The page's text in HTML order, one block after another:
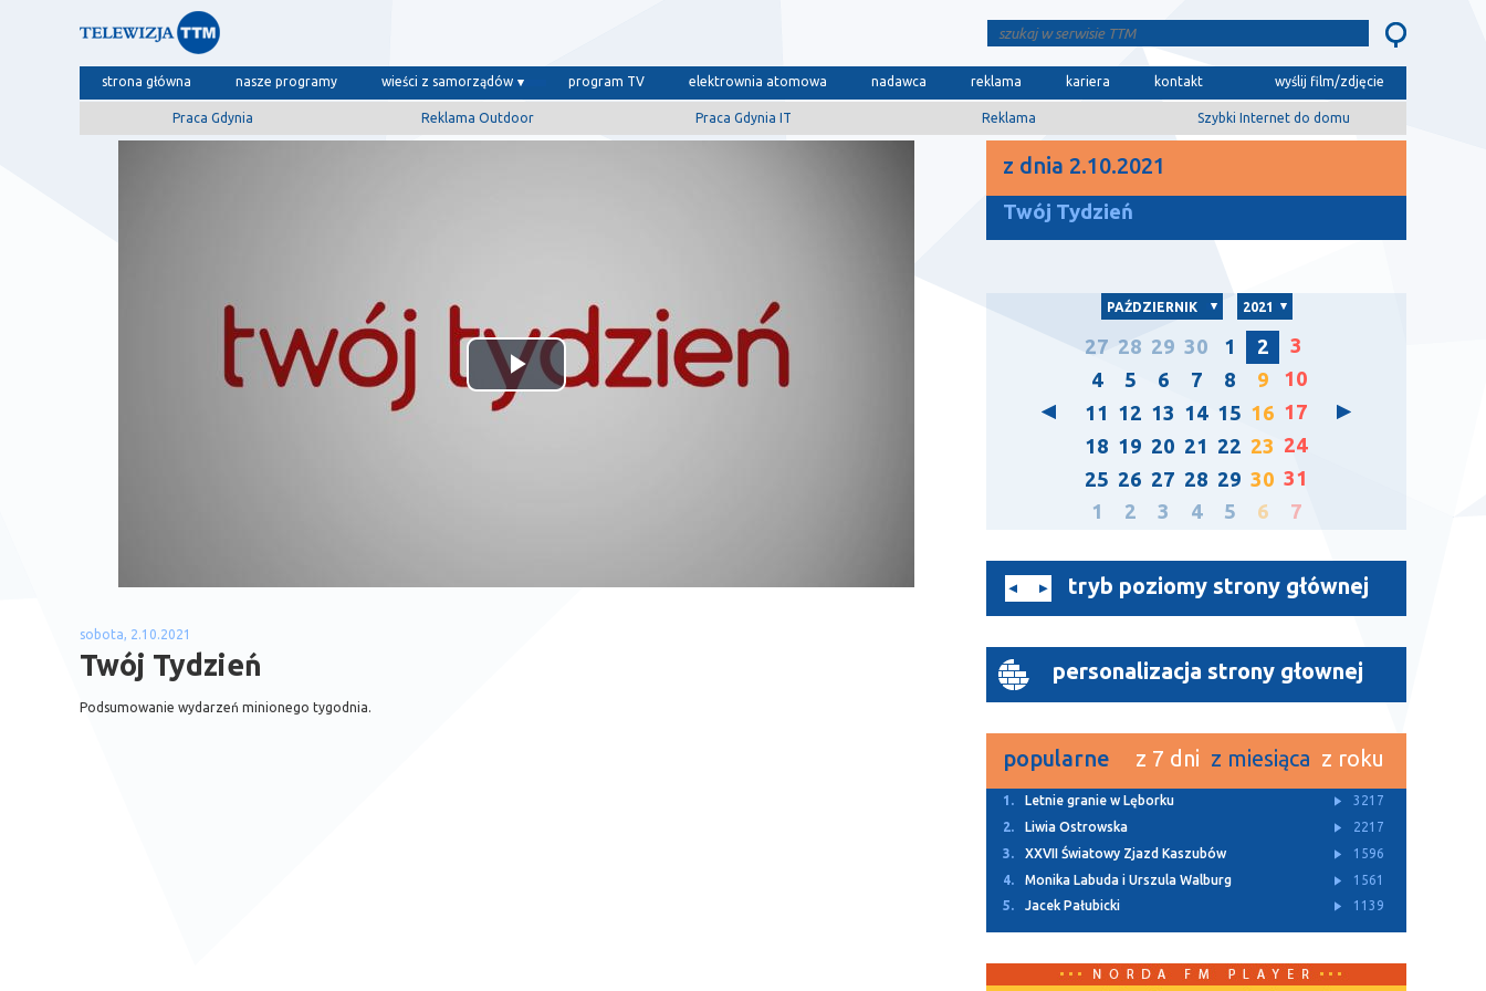
strona główna nasze programy wieści z samorządów program TV elektrownia atomowa nadawca reklama kariera kontakt wyślij film/zdjęcie
Praca Gdynia Reklama Outdoor Praca Gdynia IT Reklama Szybki Internet do domu
Odtwórz
sobota, 2.10.2021
Twój Tydzień
Podsumowanie wydarzeń minionego tygodnia.
z dnia 2.10.2021
Twój Tydzień
PAŹDZIERNIK 2021
27 28 29 30 1 2
3
4
5 6 7 8 9
10
11 12 13 14 15 16 17
18 19 20 21 22 23 24
25 26 27 28 29 30 31
1
2 3 4 5 6 7
tryb poziomy strony głównej
personalizacja strony głownej
popularne z 7 dni z miesiąca z roku
1. Z Archiwum TTM
11479
2.
Rusza budowa dwóch ulic w Bolszewie
4931
3.
Letnie granie w Lęborku
3217
4.
Za nami Kaszubski Kiermasz Wielkanocny
3143
5.
„Lodówka społeczna” stanęła w Redzie 3113